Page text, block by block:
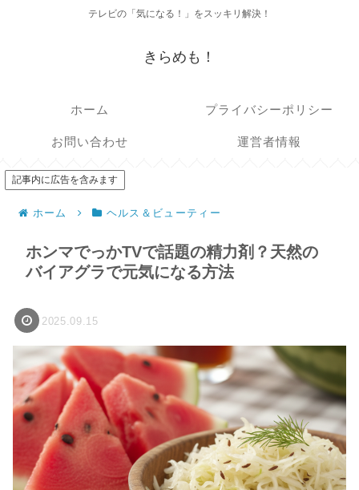
テレビの「気になる！」をスッキリ解決！
きらめも！
ホーム プライバシーポリシー
お問い合わせ 運営者情報
記事内に広告を含みます
ホーム ヘルス＆ビューティー
ホンマでっかTVで話題の精力剤？天然の
バイアグラで元気になる方法
2025.09.15